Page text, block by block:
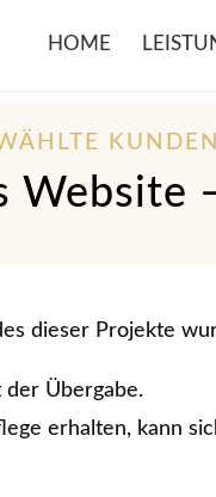
HOME
Website
dieser Projekte
der Übergabe.
erhalten, kann